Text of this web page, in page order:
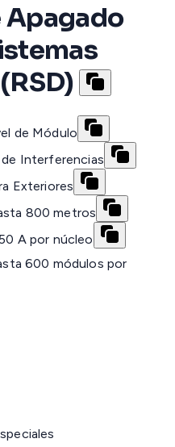
Apagado
de Módulo
de Interferencias
Exteriores
800 metros
A por núcleo
600 módulos por